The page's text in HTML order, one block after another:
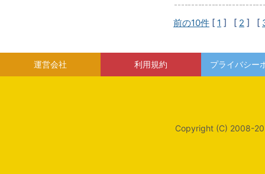
前の10件 [ 1 ] [ 2 ] [
運営会社 利用規約 プライバシー
Copyright (C) 2008-